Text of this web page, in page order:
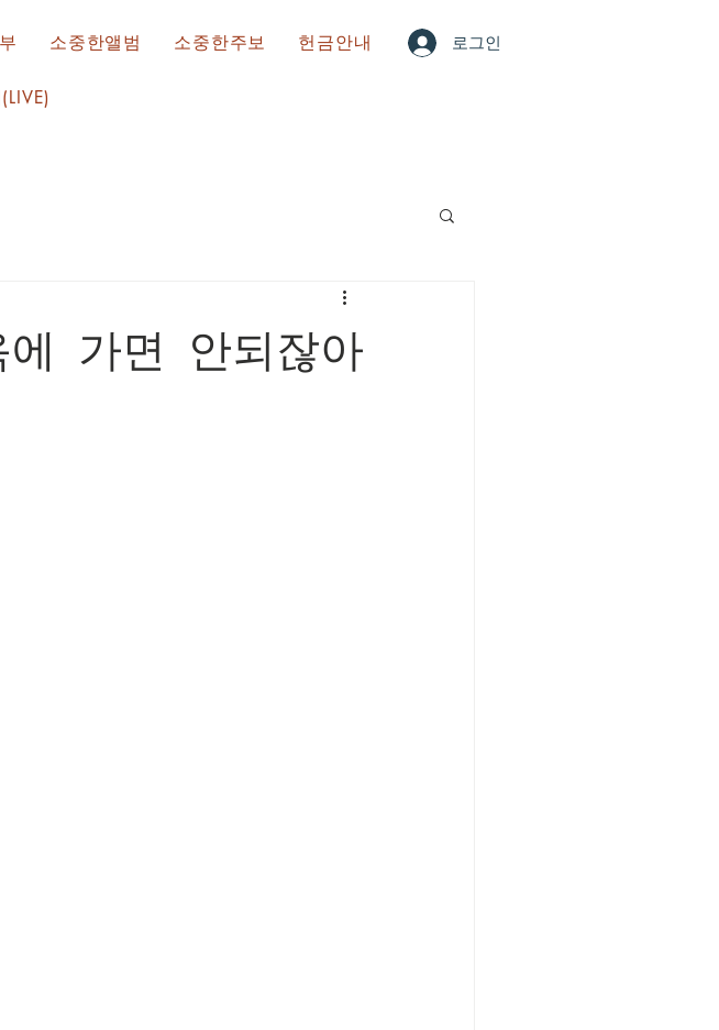
로그인
소중한앨범 소중한주보 헌금안내
면 안되잖아